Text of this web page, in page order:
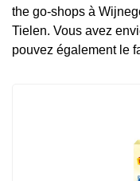
the go-shops à
Tielen. Vous avez
pouvez également le